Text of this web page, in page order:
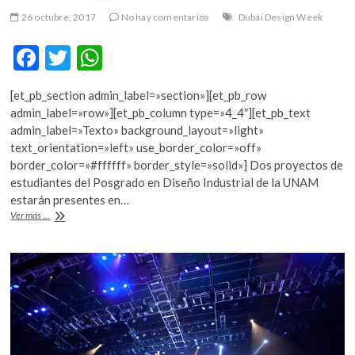
26 octubre, 2017 No hay comentarios Dubái Design Week
F
e
b
o
o
k
T
w
itt
er
h
at
s
A
p
p
[et_pb_section admin_label=»section»][et_pb_row
admin_label=»row»][et_pb_column type=»4_4″][et_pb_text
admin_label=»Texto» background_layout=»light»
text_orientation=»left» use_border_color=»off»
border_color=»#ffffff» border_style=»solid»] Dos proyectos de
estudiantes del Posgrado en Diseño Industrial de la UNAM
estarán presentes en…
Ver más ... La
segunda
ocasión,
en
Dubai
Design
Week